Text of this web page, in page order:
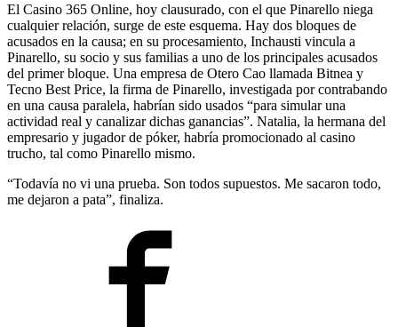
El Casino 365 Online, hoy clausurado, con el que Pinarello niega
cualquier relación, surge de este esquema. Hay dos bloques de
acusados en la causa; en su procesamiento, Inchausti vincula a
Pinarello, su socio y sus familias a uno de los principales acusados
del primer bloque. Una empresa de Otero Cao llamada Bitnea y
Tecno Best Price, la firma de Pinarello, investigada por contrabando
en una causa paralela, habrían sido usados “para simular una
actividad real y canalizar dichas ganancias”. Natalia, la hermana del
empresario y jugador de póker, habría promocionado al casino
trucho, tal como Pinarello mismo.
“Todavía no vi una prueba. Son todos supuestos. Me sacaron todo,
me dejaron a pata”, finaliza.